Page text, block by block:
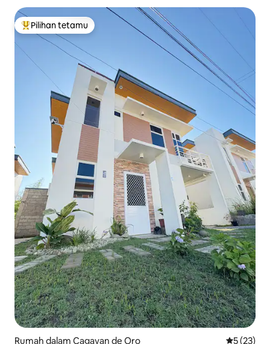
Pilihan utama tetamu
Pilihan tetamu
Rumah dalam Cagayan de Oro
5 (23)